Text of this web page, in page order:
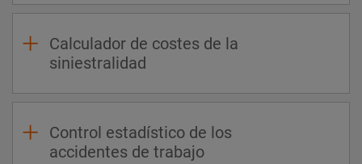
Calculador de costes de la
siniestralidad
Control estadístico de los
accidentes de trabajo